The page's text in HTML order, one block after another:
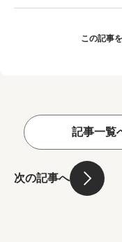
この記事
記事一覧
次の記事へ